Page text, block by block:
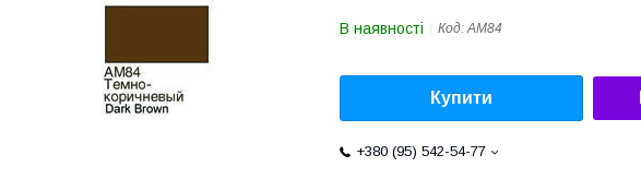
В наявності Код:АМ84
Купити
+380 (95) 542-54-77